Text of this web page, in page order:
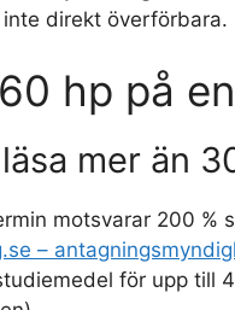
direkt överförbara.
hp på
mer än
motsvarar 200 %
–
för upp till